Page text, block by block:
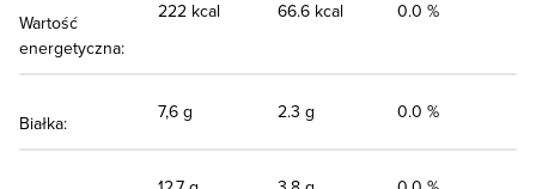
Wartość
energetyczna:
222 kcal 66.6 kcal 0.0 %
Białka:
7,6 g 2.3 g 0.0 %